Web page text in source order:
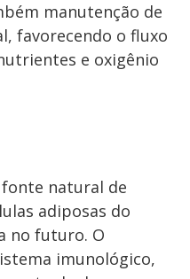
manutenção de
favorecendo o fluxo
e oxigênio
natural de
adiposas do
no futuro. O
imunológico,